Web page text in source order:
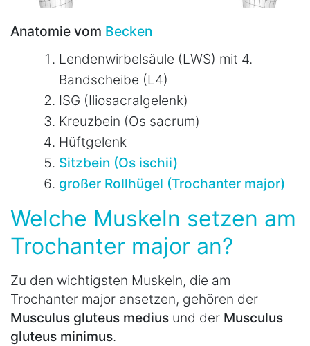
Anatomie vom Becken
Lendenwirbelsäule (LWS) mit 4.
Bandscheibe (L4)
ISG (Iliosacralgelenk)
Kreuzbein (Os sacrum)
Hüftgelenk
Sitzbein (Os ischii)
großer Rollhügel (Trochanter major)
Welche Muskeln setzen am
Trochanter major an?
Zu den wichtigsten Muskeln, die am
Trochanter major ansetzen, gehören der
Musculus gluteus medius und der Musculus
gluteus minimus.